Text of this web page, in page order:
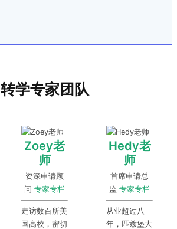
转学专家团队
Zoey老
师
资深申请顾
问专家专栏
走访数百所美
国高校，密切
Hedy老
师
首席申请总
监专家专栏
从业超过八
年，匹兹堡大